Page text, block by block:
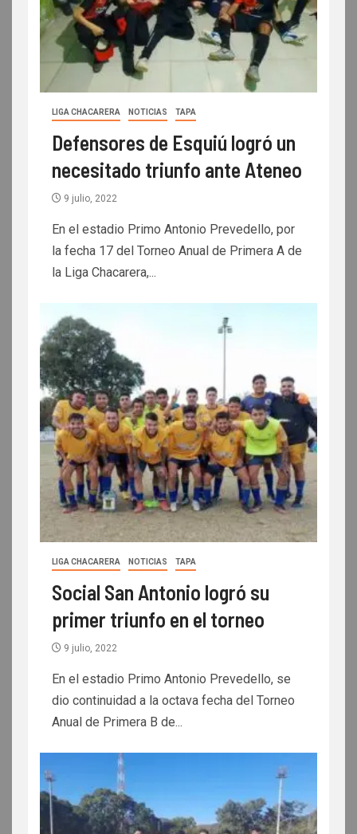
LIGA CHACARERA NOTICIAS TAPA
Defensores de Esquiú logró un
necesitado triunfo ante Ateneo
9 julio, 2022
En el estadio Primo Antonio Prevedello, por
la fecha 17 del Torneo Anual de Primera A de
la Liga Chacarera,...
LIGA CHACARERA NOTICIAS TAPA
Social San Antonio logró su
primer triunfo en el torneo
9 julio, 2022
En el estadio Primo Antonio Prevedello, se
dio continuidad a la octava fecha del Torneo
Anual de Primera B de...